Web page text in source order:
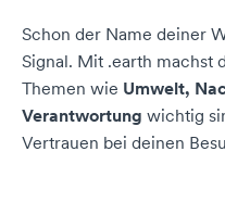
Schon der Name deiner
Signal. Mit .earth machst
Themen wie Umwelt,
Verantwortung wichtig
Vertrauen bei deinen